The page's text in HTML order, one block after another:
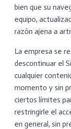
bien que su
equipo,
razón ajena a
La empresa se
descontinuar el
cualquier
momento y sin
ciertos límites
restringirle el
en general, sin